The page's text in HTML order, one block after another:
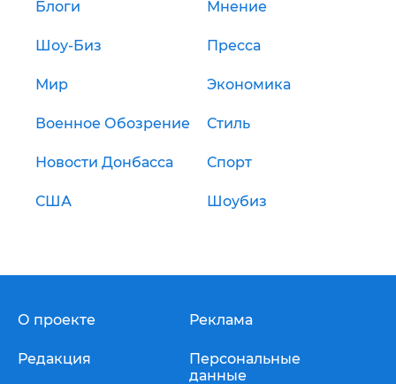
Блоги Мнение
Шоу-Биз Пресса
Мир Экономика
Военное Обозрение Стиль
Новости Донбасса Спорт
США Шоубиз
О проекте
Редакция
Реклама
Персональные
данные